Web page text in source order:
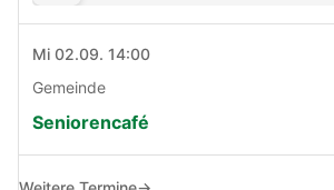
Mi 02.09. 14:00
Gemeinde
Seniorencafé